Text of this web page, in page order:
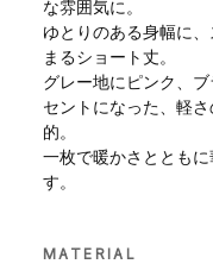
な雰囲気に。
ゆとりのある身幅に
まるショート丈。
グレー地にピンク、
セントになった、軽
的。
一枚で暖かさととも
す。
MATERIAL